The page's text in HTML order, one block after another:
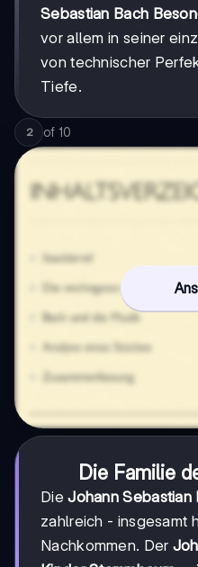
Sebastian Bach
vor allem in seiner
von technischer
Tiefe.
2 of 10
Die Familie
DieJohann Sebastian
zahlreich - insgesamt
Nachkommen. Der